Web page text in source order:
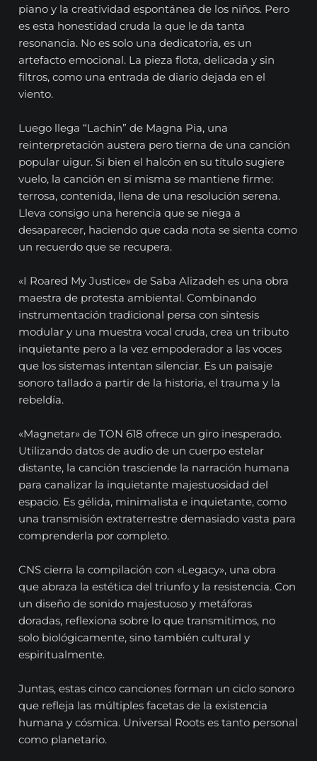
piano y la creatividad espontánea de los niños. Pero
es esta honestidad cruda la que le da tanta
resonancia. No es solo una dedicatoria, es un
artefacto emocional. La pieza flota, delicada y sin
filtros, como una entrada de diario dejada en el
viento.
Luego llega “Lachin” de Magna Pia, una
reinterpretación austera pero tierna de una canción
popular uigur. Si bien el halcón en su título sugiere
vuelo, la canción en sí misma se mantiene firme:
terrosa, contenida, llena de una resolución serena.
Lleva consigo una herencia que se niega a
desaparecer, haciendo que cada nota se sienta como
un recuerdo que se recupera.
«I Roared My Justice» de Saba Alizadeh es una obra
maestra de protesta ambiental. Combinando
instrumentación tradicional persa con síntesis
modular y una muestra vocal cruda, crea un tributo
inquietante pero a la vez empoderador a las voces
que los sistemas intentan silenciar. Es un paisaje
sonoro tallado a partir de la historia, el trauma y la
rebeldía.
«Magnetar» de TON 618 ofrece un giro inesperado.
Utilizando datos de audio de un cuerpo estelar
distante, la canción trasciende la narración humana
para canalizar la inquietante majestuosidad del
espacio. Es gélida, minimalista e inquietante, como
una transmisión extraterrestre demasiado vasta para
comprenderla por completo.
CNS cierra la compilación con «Legacy», una obra
que abraza la estética del triunfo y la resistencia. Con
un diseño de sonido majestuoso y metáforas
doradas, reflexiona sobre lo que transmitimos, no
solo biológicamente, sino también cultural y
espiritualmente.
Juntas, estas cinco canciones forman un ciclo sonoro
que refleja las múltiples facetas de la existencia
humana y cósmica. Universal Roots es tanto personal
como planetario.